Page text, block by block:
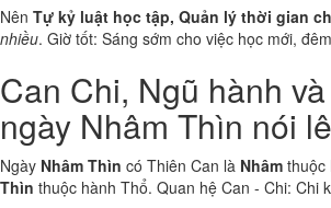
Nên Tự kỷ luật học tập, Quản lý thời gian
nhiều. Giờ tốt: Sáng sớm cho việc học mới,
Can Chi, Ngũ hành
ngày Nhâm Thìn nói
Ngày Nhâm Thìn có Thiên Can là Nhâm thuộc
Thìn thuộc hành Thổ. Quan hệ Can - Chi: Chi